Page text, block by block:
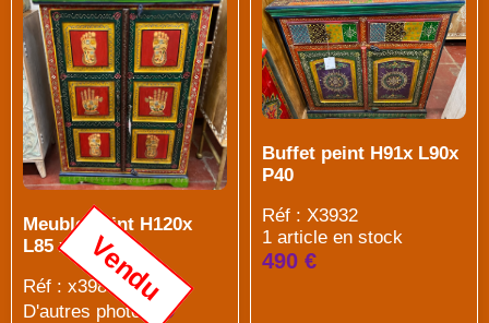
Meuble peint H120x
L85 xP40
Réf : x3983
D'autres photos
Vendu
Buffet peint H91x L90x
P40
Réf : X3932
1 article en stock
490 €